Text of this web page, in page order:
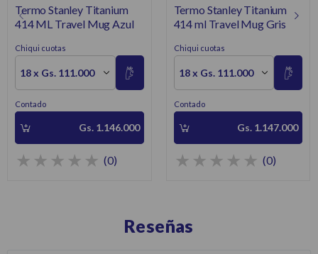
Termo Stanley Titanium
414 ML Travel Mug Azul
Chiqui cuotas
18 x Gs. 111.000
Contado
Gs. 1.146.000
(0)
Termo Stanley Titanium
414 ml Travel Mug Gris
Chiqui cuotas
18 x Gs. 111.000
Contado
Gs. 1.147.000
(0)
Reseñas